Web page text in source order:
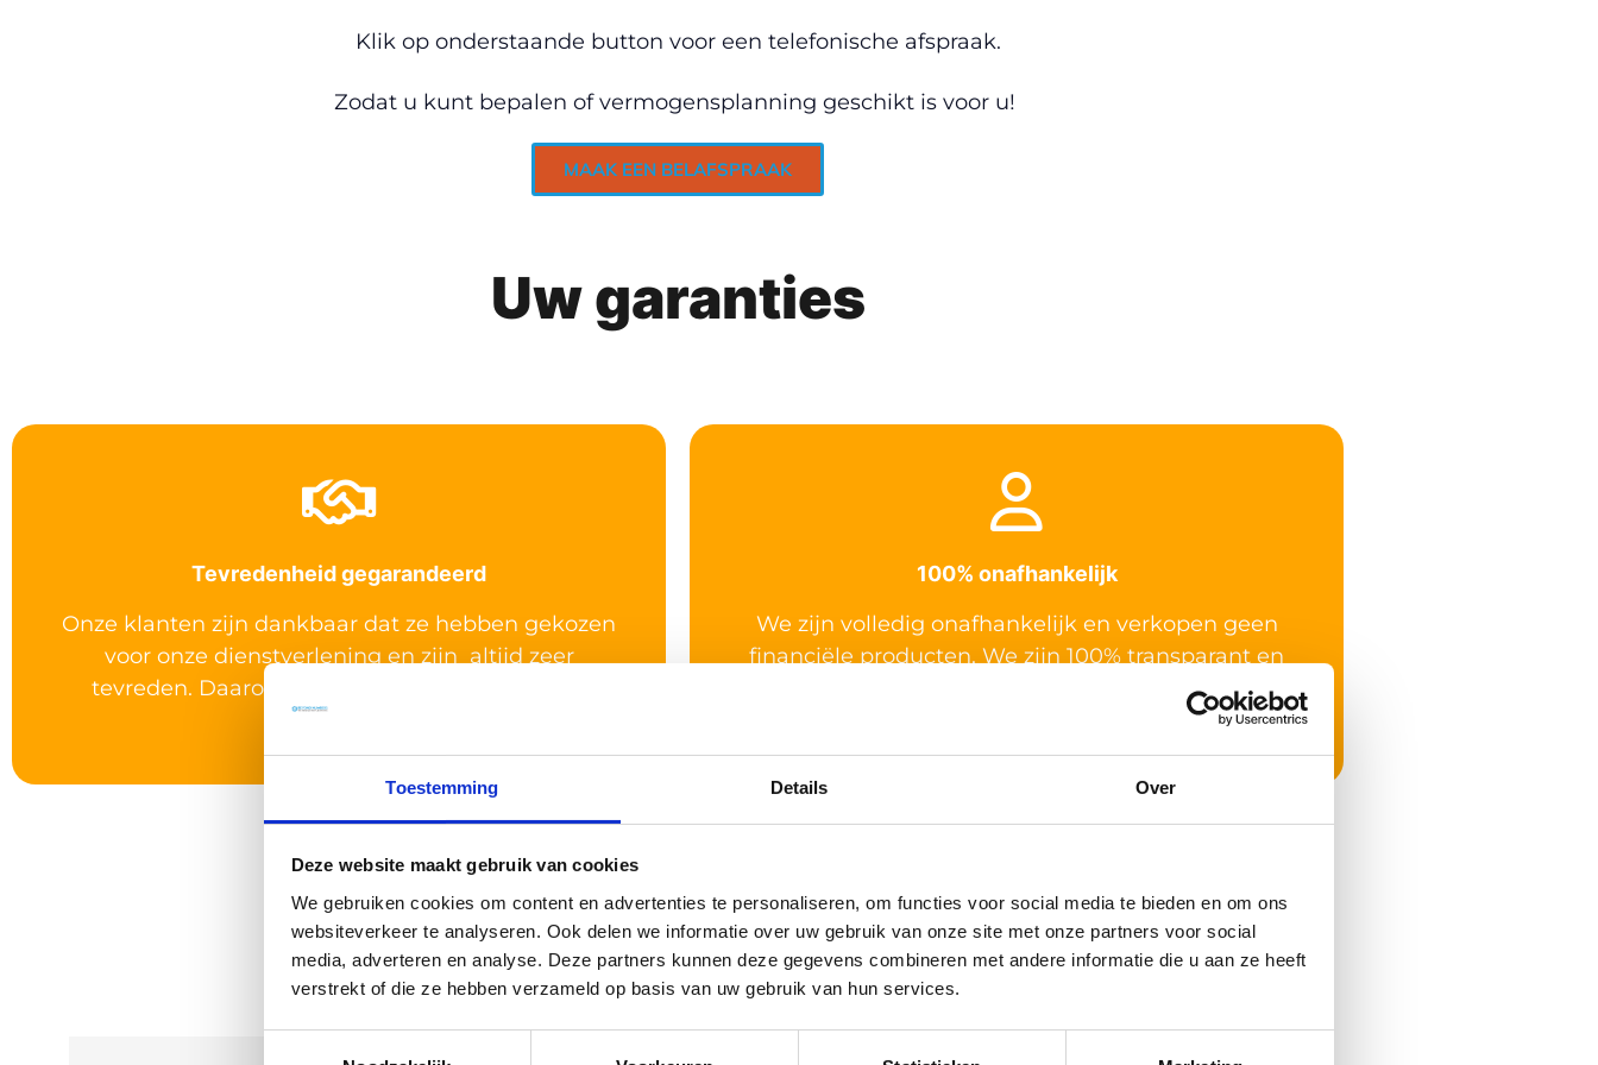
Toestemming Details Over
Deze website maakt gebruik van cookies
We gebruiken cookies om content en advertenties te personaliseren, om functies voor social media te bieden en om ons
websiteverkeer te analyseren. Ook delen we informatie over uw gebruik van onze site met onze partners voor social
media, adverteren en analyse. Deze partners kunnen deze gegevens combineren met andere informatie die u aan ze heeft
verstrekt of die ze hebben verzameld op basis van uw gebruik van hun services.
Klik op onderstaande button voor een telefonische afspraak.
Zodat u kunt bepalen of vermogensplanning geschikt is voor u!
MAAK EEN BELAFSPRAAK
Uw garanties
Tevredenheid gegarandeerd​
Onze klanten zijn dankbaar dat ze hebben gekozen
voor onze dienstverlening en zijn altijd zeer
tevreden. Daarom beloven we: niet goed, geld
terug.
100% onafhankelijk​
We zijn volledig onafhankelijk en verkopen geen
financiële producten. We zijn 100% transparant en
wars van vage provisies, commissies of uurtarieven.
Wat onze klanten zeggen